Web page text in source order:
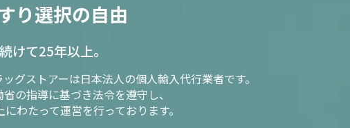
り選択の自由
けて25年以上。
ッグストアーは日本法人の個人輸入代行業者です。
の指導に基づき法令を遵守し、
にわたって運営を行っております。